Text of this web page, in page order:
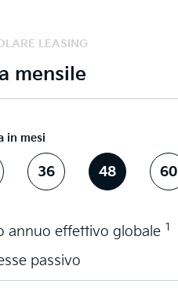
LEASING
mensile
in mesi
36 48 60
annuo effettivo globale 1
passivo